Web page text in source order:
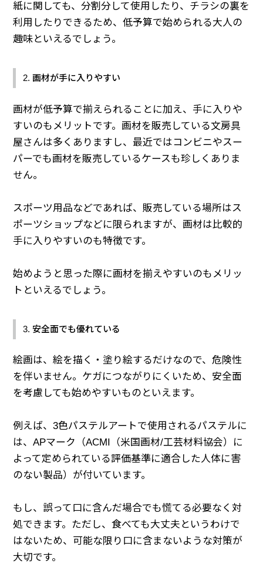
紙に関しても、分割分して使用したり、チラシの裏を
利用したりできるため、低予算で始められる大人の
趣味といえるでしょう。
2. 画材が手に入りやすい
画材が低予算で揃えられることに加え、手に入りや
すいのもメリットです。画材を販売している文房具
屋さんは多くありますし、最近ではコンビニやスー
パーでも画材を販売しているケースも珍しくありま
せん。
スポーツ用品などであれば、販売している場所はス
ポーツショップなどに限られますが、画材は比較的
手に入りやすいのも特徴です。
始めようと思った際に画材を揃えやすいのもメリッ
トといえるでしょう。
3. 安全面でも優れている
絵画は、絵を描く・塗り絵するだけなので、危険性
を伴いません。ケガにつながりにくいため、安全面
を考慮しても始めやすいものといえます。
例えば、3色パステルアートで使用されるパステルに
は、APマーク（ACMI（米国画材/工芸材料協会）に
よって定められている評価基準に適合した人体に害
のない製品）が付いています。
もし、誤って口に含んだ場合でも慌てる必要なく対
処できます。ただし、食べても大丈夫というわけで
はないため、可能な限り口に含まないような対策が
大切です。